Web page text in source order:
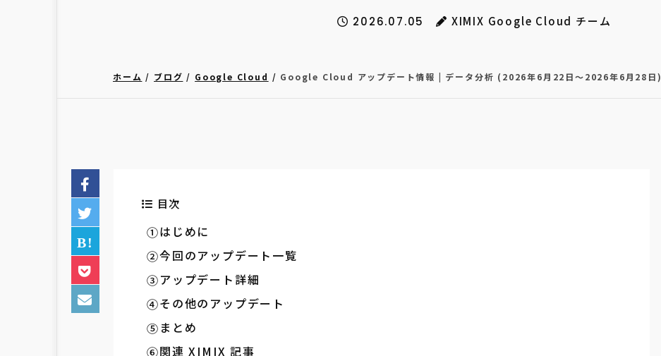
2026.07.05 XIMIX Google Cloud チーム
ホーム ブログ Google Cloud Google Cloud アップデート情報 | データ分析 (2026年6月22日〜2026年6月28日)
目次
はじめに
今回のアップデート一覧
アップデート詳細
その他のアップデート
まとめ
関連 XIMIX 記事